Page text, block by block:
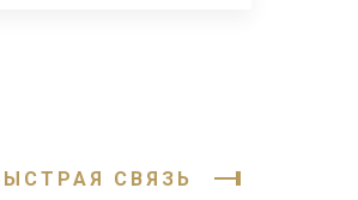
СВЯЗЬ